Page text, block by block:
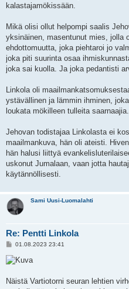
kalastajamökissään.
Mikä olisi ollut helpompi saalis
yksinäinen, masentunut mies, jolla
ehdottomuutta, joka piehtaroi jo
joka piti suurinta osaa
joka sai kuolla. Ja joka pedantisti
Linkola oli
ystävällinen ja lämmin ihminen,
loukata mökilleen tulleita saarnaajia.
Jehovan todistajaa Linkolasta ei
maailmankuva, hän oli ateisti.
hän halusi liittyä
uskonut Jumalaan, vaan jotta
käytännöllisesti.
Sami Uusi-Luomalahti
Re: Pentti Linkola
V
e
s
i
01.08.2023 23:41
Näistä Vartiotorni seuran lehtien